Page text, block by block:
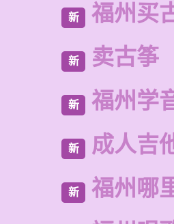
新 福州买
新 卖古筝
新 福州学
新 成人吉
新
福州哪